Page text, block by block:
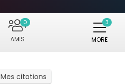
AMIS
0
MORE
Mes citations